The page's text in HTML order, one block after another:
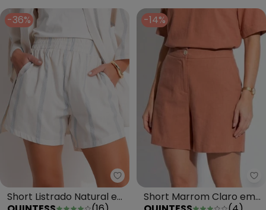
-36%
Quintess - Short Listrado
Short Listrado Natural em
-14%
Short Marrom Claro em